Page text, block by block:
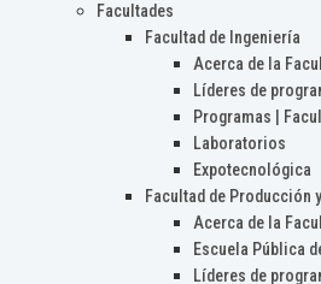
Facultades
Facultad de Ingeniería
Acerca de la
Líderes de
Programas |
Laboratorios
Expotecnológica
Facultad de Producción
Acerca de la
Escuela Pública
Líderes de